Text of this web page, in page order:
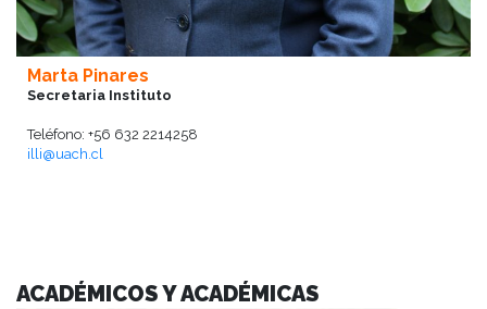
Marta Pinares
Secretaria Instituto
Teléfono: +56 632 2214258
illi@uach.cl
ACADÉMICOS Y ACADÉMICAS